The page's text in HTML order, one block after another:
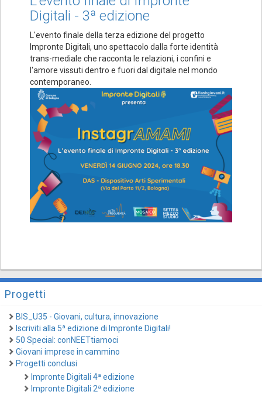
Digitali - 3ª edizione
L'evento finale della terza edizione del progetto
Impronte Digitali, uno spettacolo dalla forte identità
trans-mediale che racconta le relazioni, i confini e
l'amore vissuti dentro e fuori dal digitale nel mondo
contemporaneo.
Progetti
BIS_U35 - Giovani, cultura, innovazione
Iscriviti alla 5ª edizione di Impronte Digitali!
50 Special: conNEETtiamoci
Giovani imprese in cammino
Progetti conclusi
Impronte Digitali 4ª edizione
Impronte Digitali 2ª edizione